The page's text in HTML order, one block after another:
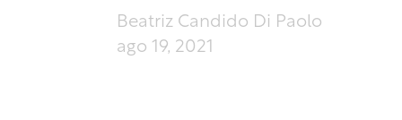
Beatriz Candido Di Paolo
ago 19, 2021